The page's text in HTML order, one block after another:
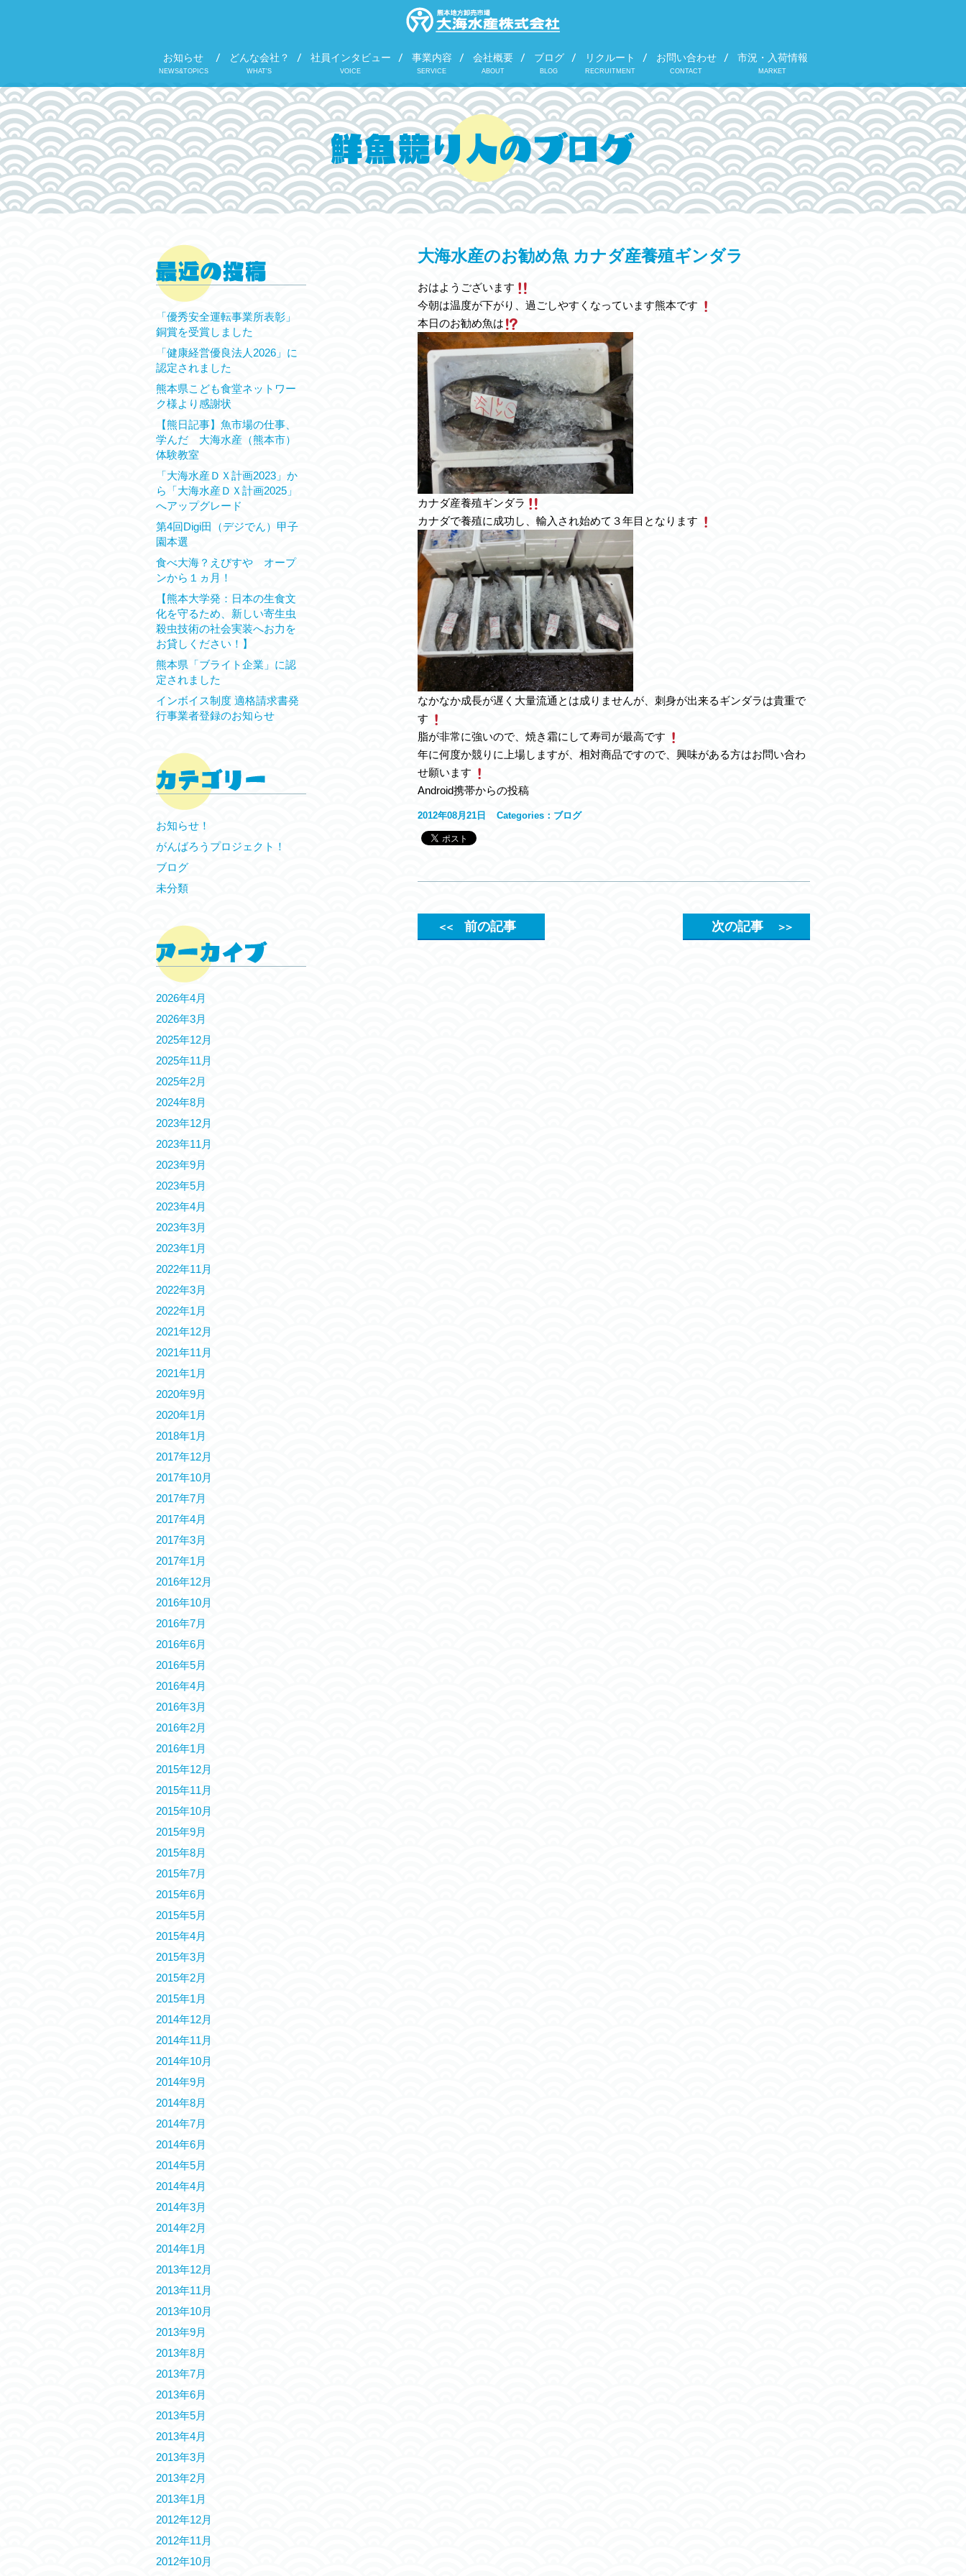
お知らせ
NEWS&TOPICS
どんな会社？
WHAT'S
社員インタビュー
VOICE
事業内容
SERVICE
会社概要
ABOUT
ブログ
BLOG
リクルート
RECRUITMENT
お問い合わせ
CONTACT
市況・入荷情報
MARKET
大海水産のお勧め魚 カナダ産養殖ギンダラ
おはようございます
今朝は温度が下がり、過ごしやすくなっています熊本です
本日のお勧め魚は
カナダ産養殖ギンダラ
カナダで養殖に成功し、輸入され始めて３年目となります
なかなか成長が遅く大量流通とは成りませんが、刺身が出来るギンダラは貴重で
す
脂が非常に強いので、焼き霜にして寿司が最高です
年に何度か競りに上場しますが、相対商品ですので、興味がある方はお問い合わ
せ願います
Android携帯からの投稿
2012年08月21日 Categories： ブログ
＜＜前の記事 次の記事 ＞＞
「優秀安全運転事業所表彰」
銅賞を受賞しました
「健康経営優良法人2026」に
認定されました
熊本県こども食堂ネットワー
ク様より感謝状
【熊日記事】魚市場の仕事、
学んだ 大海水産（熊本市）
体験教室
「大海水産ＤＸ計画2023」か
ら「大海水産ＤＸ計画2025」
へアップグレード
第4回Digi田（デジでん）甲子
園本選
食べ大海？えびすや オープ
ンから１ヵ月！
【熊本大学発：日本の生食文
化を守るため、新しい寄生虫
殺虫技術の社会実装へお力を
お貸しください！】
熊本県「ブライト企業」に認
定されました
インボイス制度 適格請求書発
行事業者登録のお知らせ
お知らせ！
がんばろうプロジェクト！
ブログ
未分類
2026年4月
2026年3月
2025年12月
2025年11月
2025年2月
2024年8月
2023年12月
2023年11月
2023年9月
2023年5月
2023年4月
2023年3月
2023年1月
2022年11月
2022年3月
2022年1月
2021年12月
2021年11月
2021年1月
2020年9月
2020年1月
2018年1月
2017年12月
2017年10月
2017年7月
2017年4月
2017年3月
2017年1月
2016年12月
2016年10月
2016年7月
2016年6月
2016年5月
2016年4月
2016年3月
2016年2月
2016年1月
2015年12月
2015年11月
2015年10月
2015年9月
2015年8月
2015年7月
2015年6月
2015年5月
2015年4月
2015年3月
2015年2月
2015年1月
2014年12月
2014年11月
2014年10月
2014年9月
2014年8月
2014年7月
2014年6月
2014年5月
2014年4月
2014年3月
2014年2月
2014年1月
2013年12月
2013年11月
2013年10月
2013年9月
2013年8月
2013年7月
2013年6月
2013年5月
2013年4月
2013年3月
2013年2月
2013年1月
2012年12月
2012年11月
2012年10月